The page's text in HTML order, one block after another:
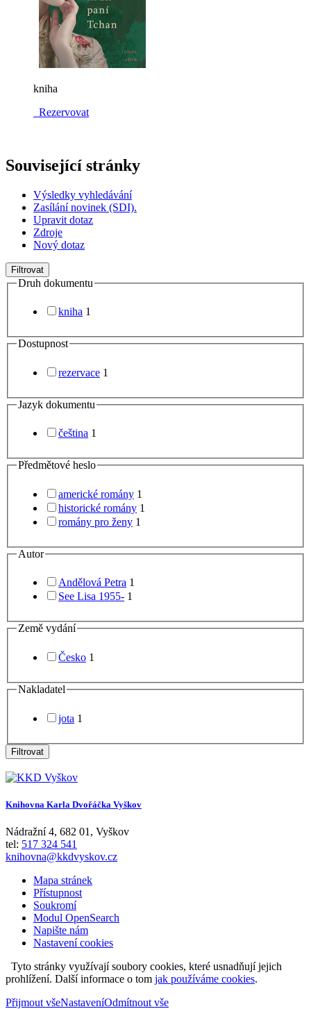
kniha
Rezervovat
Související stránky
Výsledky vyhledávání
Zasílání novinek (SDI).
Upravit dotaz
Zdroje
Nový dotaz
Filtrovat
Druh dokumentu
kniha 1
Dostupnost
rezervace 1
Jazyk dokumentu
čeština 1
Předmětové heslo
americké romány 1
historické romány 1
romány pro ženy 1
Autor
Andělová Petra 1
See Lisa 1955- 1
Země vydání
Česko 1
Nakladatel
jota 1
Filtrovat
Knihovna Karla Dvořáčka Vyškov
Nádražní 4, 682 01 , Vyškov
tel: 517 324 541
knihovna@kkdvyskov.cz
Mapa stránek
Přístupnost
Soukromí
Modul OpenSearch
Napište nám
Nastavení cookies
Tyto stránky využívají soubory cookies, které usnadňují jejich
prohlížení. Další informace o tom jak používáme cookies.
Přijmout všeNastaveníOdmítnout vše